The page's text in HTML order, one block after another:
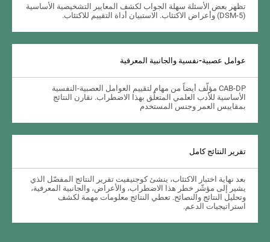
تظهر بعض الأسئلة سهلة الجواب لكشف المعايير التشخيصية الأساسية
(DSM-5) وأعراض الاكتئاب. الاستبيان أداة التقييم للاكتئاب.
عوامل عصبية-نفسية والجانبية المعرفية
CAB-DP مؤلّف أيضاً من مهام لتقييم العوامل العصبية-النفسية
الأساسية للأدب العلمي المتعلّق بهذا الاضطراب. نقارن النتائج
بمقاييس العمر وجنس المستخدم
تقرير النتائج كامل
بعد نهاية اختبار الاكتئاب، ينشئ كوجنيفيت تقرير النتائج المفصّل الذي
يشير إلى مؤشّر خطر هذا الاضطراب، والأعراض، والجانبية المعرفية،
وتحليل النتائج والنصائح. تعطي النتائج معلومات مهمة لكشف
استراتيجيات الدعم.